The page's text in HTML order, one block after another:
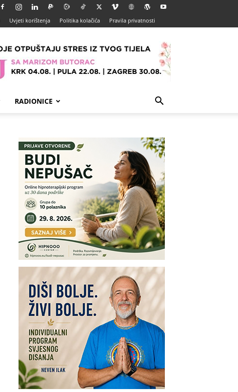
Uvjeti korištenja Politika kolačića Pravila privatnosti
RADIONICE